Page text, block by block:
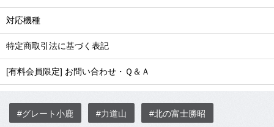
対応機種
特定商取引法に基づく表記
[有料会員限定] お問い合わせ・Ｑ＆Ａ
#グレート小鹿 #力道山 #北の富士勝昭